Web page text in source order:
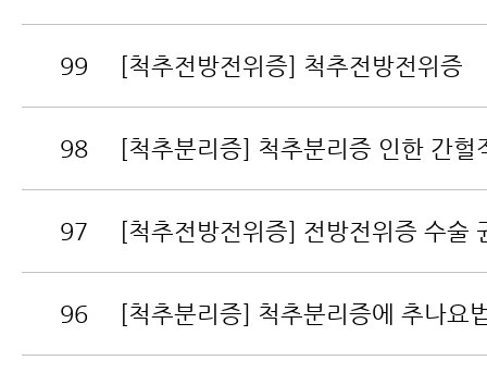
99 [척추전방전위증] 척추전방전위증
98 [척추분리증] 척추분리증 인한 간
97 [척추전방전위증] 전방전위증 수술
96 [척추분리증] 척추분리증에 추나요